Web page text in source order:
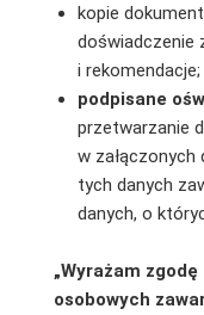
kopie
doświadczenie
i rekomendacje;
podpisane
przetwarzanie
w załączonych
tych danych
danych, o
„Wyrażam
osobowych